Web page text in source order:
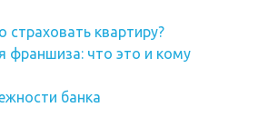
страховать квартиру?
франшиза: что это и кому
банка